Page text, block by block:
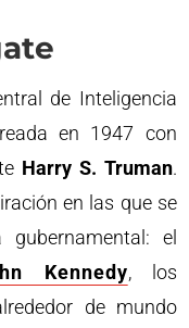
de Inteligencia
en 1947 con
Harry S. Truman.
en las que se
el
Kennedy, los
de mundo